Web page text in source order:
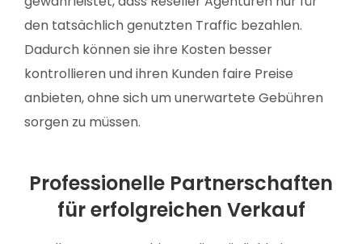
den tatsächlich genutzten Traffic bezahlen.
Dadurch können sie ihre Kosten besser
kontrollieren und ihren Kunden faire Preise
anbieten, ohne sich um unerwartete Gebühren
sorgen zu müssen.
Professionelle Partnerschaften
für erfolgreichen Verkauf